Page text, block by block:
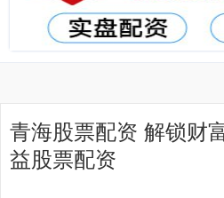
青海股票配资 解锁财
益股票配资